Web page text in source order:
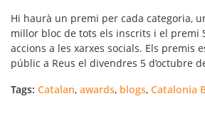
Hi haurà un premi per cada categoria,
millor bloc de tots els inscrits i el premi
accions a les xarxes socials. Els premis
públic a Reus el divendres 5 d’octubre
Tags: Catalan, awards, blogs, Catalonia